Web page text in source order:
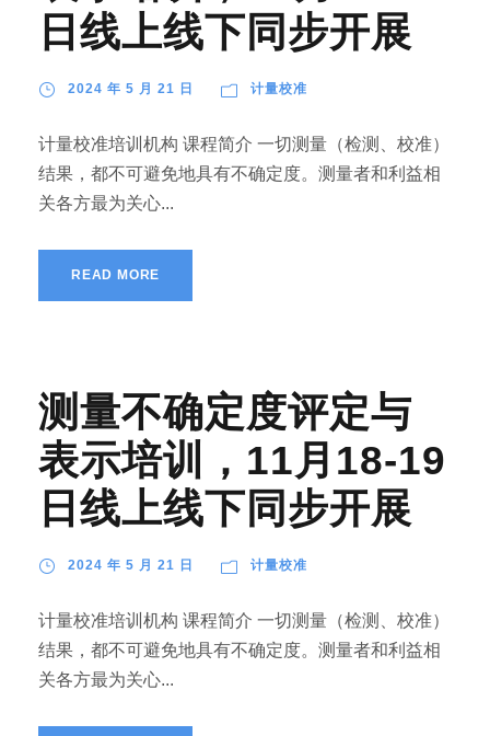
日线上线下同步开展
2024 年 5 月 21 日 计量校准
计量校准培训机构 课程简介 一切测量（检测、校准）
结果，都不可避免地具有不确定度。测量者和利益相
关各方最为关心...
READ MORE
测量不确定度评定与
表示培训，11月18-19
日线上线下同步开展
2024 年 5 月 21 日 计量校准
计量校准培训机构 课程简介 一切测量（检测、校准）
结果，都不可避免地具有不确定度。测量者和利益相
关各方最为关心...